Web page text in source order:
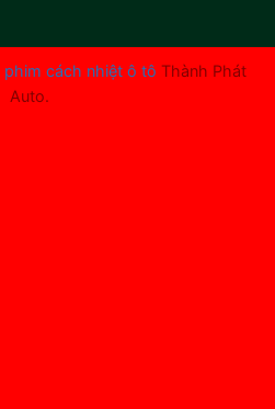
phim cách nhiệt ô tô Thành Phát
Auto.